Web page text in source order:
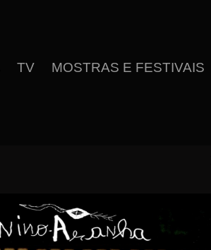
TV MOSTRAS E FESTIVAIS